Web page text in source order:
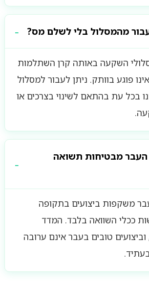
מהמסלול בלי לשלם מס?
השקעה באותה קרן השתלמות
פוגע בוותק. ניתן לעבור למסלול
בכל עת בהתאם לשינוי בצרכים או
מבטיחות תשואה
משקפות ביצועים בתקופה
ככלי השוואה בלבד. המדד
טובים בעבר אינם ערובה